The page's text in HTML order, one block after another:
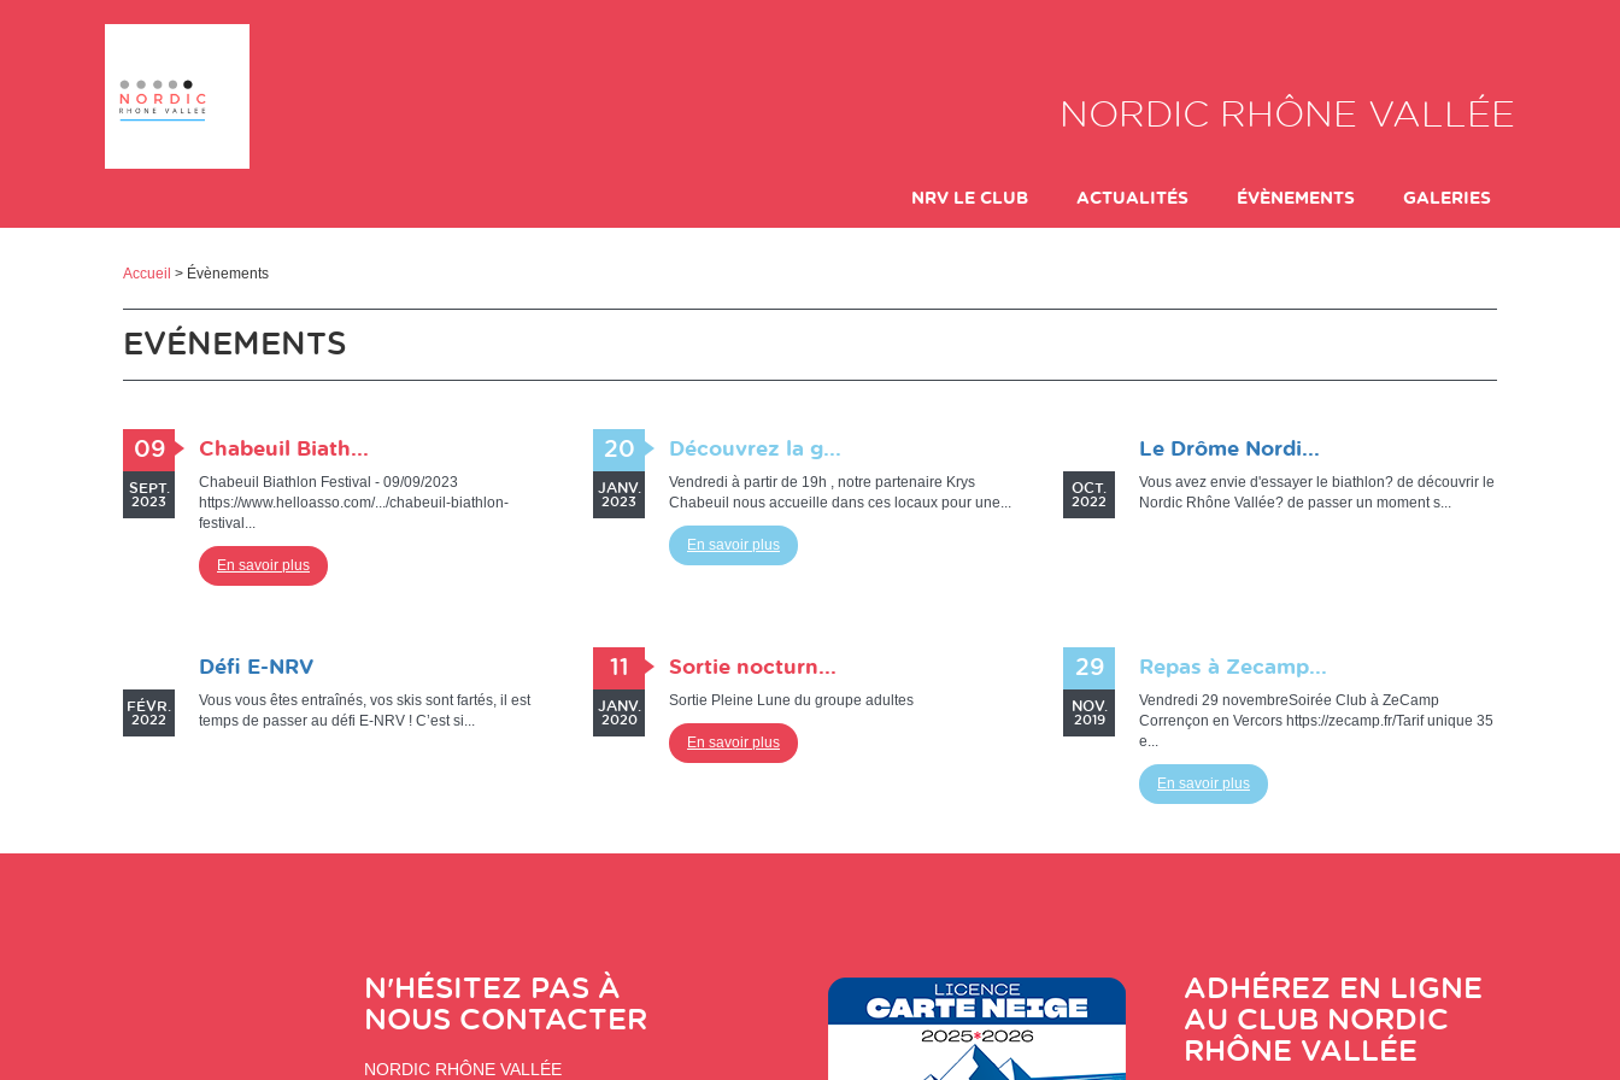
NORDIC RHÔNE VALLÉE
NRV LE CLUB ACTUALITÉS ÉVÈNEMENTS GALERIES
Accueil > Évènements
EVÉNEMENTS
09
SEPT.
2023
Chabeuil Biath...
Chabeuil Biathlon Festival - 09/09/2023
https://www.helloasso.com/.../chabeuil-biathlon-
festival...
En savoir plus
20
JANV.
2023
Découvrez la g...
Vendredi à partir de 19h , notre partenaire Krys
Chabeuil nous accueille dans ces locaux pour une...
En savoir plus
OCT.
2022
Le Drôme Nordi...
Vous avez envie d'essayer le biathlon? de découvrir le
Nordic Rhône Vallée? de passer un moment s...
FÉVR.
2022
Défi E-NRV
Vous vous êtes entraînés, vos skis sont fartés, il est
temps de passer au défi E-NRV ! C’est si...
11
JANV.
2020
Sortie nocturn...
Sortie Pleine Lune du groupe adultes
En savoir plus
29
NOV.
2019
Repas à Zecamp...
Vendredi 29 novembreSoirée Club à ZeCamp
Corrençon en Vercors https://zecamp.fr/Tarif unique 35
e...
En savoir plus
N'HÉSITEZ PAS À
NOUS CONTACTER
NORDIC RHÔNE VALLÉE
ADHÉREZ EN LIGNE
AU CLUB NORDIC
RHÔNE VALLÉE